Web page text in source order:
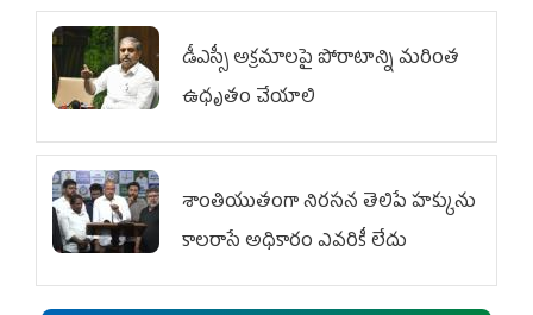
డీఎస్సీ అక్రమాలపై పోరాటాన్ని మరింత
ఉధృతం చేయాలి
శాంతియుతంగా నిరసన తెలిపే హక్కును
కాలరాసే అధికారం ఎవరికీ లేదు